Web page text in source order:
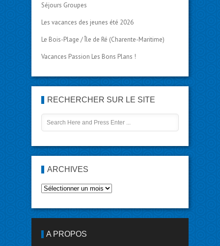
Séjours Groupes
Les vacances des jeunes été 2026
Le Bois-Plage / Île de Ré (Charente-Maritime)
Vacances Passion Les Bons Plans !
RECHERCHER SUR LE SITE
ARCHIVES
A PROPOS